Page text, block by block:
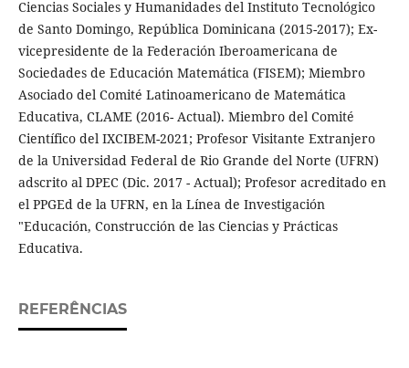
Ciencias Sociales y Humanidades del Instituto Tecnológico
de Santo Domingo, República Dominicana (2015-2017); Ex-
vicepresidente de la Federación Iberoamericana de
Sociedades de Educación Matemática (FISEM); Miembro
Asociado del Comité Latinoamericano de Matemática
Educativa, CLAME (2016- Actual). Miembro del Comité
Científico del IXCIBEM-2021; Profesor Visitante Extranjero
de la Universidad Federal de Rio Grande del Norte (UFRN)
adscrito al DPEC (Dic. 2017 - Actual); Profesor acreditado en
el PPGEd de la UFRN, en la Línea de Investigación
"Educación, Construcción de las Ciencias y Prácticas
Educativa.
REFERÊNCIAS